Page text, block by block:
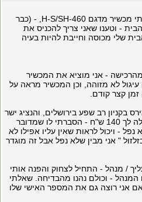
בתאריך 5/3/14 הצטרפתי לחברת מירס ורכשתי מכשיר מדגם H-S/SH-460, - (כבר
- וטענו שאני צריך להכניס את
שלי מכוסה וחייבת להיות בעיה
בלבד מהרכישה - אני מוציא את המכשיר
עיגול לא מזוהה, וכן המכשיר מראה על
קצר קודם.
לתחנת שרות מירס בקניון רב שפע בירושלים, והנציג ישר
שרואה את המכשיר אומר לי מדובר בשבר ויעלה לך 140 ש"ח - הסברתי לו שמדובר
- ויכול לראות שאין עליו אפילו לא
" אני מבין שלא נפל אבל זה מוגדר
/ מנהל - התחיל לצחוק והפנה אותי
- וכולם נהנו מהבדיחה. שאלתי
אני רוצה גם את המספר האישי שלו